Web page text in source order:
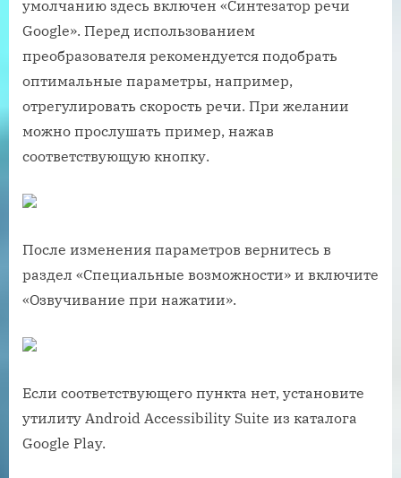
умолчанию здесь включен «Синтезатор речи
Google». Перед использованием
преобразователя рекомендуется подобрать
оптимальные параметры, например,
отрегулировать скорость речи. При желании
можно прослушать пример, нажав
соответствующую кнопку.
После изменения параметров вернитесь в
раздел «Специальные возможности» и включите
«Озвучивание при нажатии».
Если соответствующего пункта нет, установите
утилиту Android Accessibility Suite из каталога
Google Play.